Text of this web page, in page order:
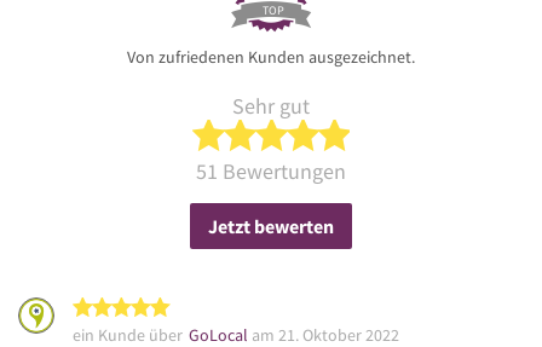
TOP
Von zufriedenen Kunden ausgezeichnet.
Sehr gut
5 von 5 Sternen
51 Bewertungen
Jetzt bewerten
ein Kunde über GoLocal am 21. Oktober 2022